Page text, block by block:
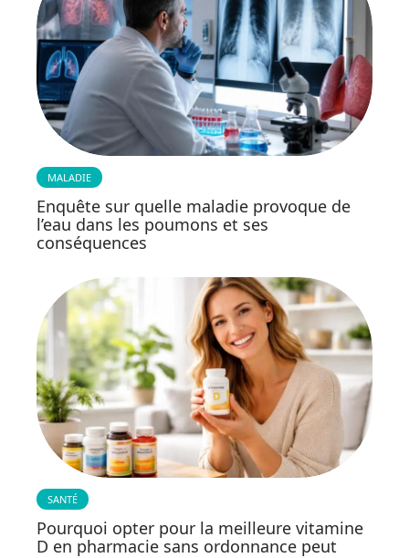
MALADIE
Enquête sur quelle maladie provoque de
l’eau dans les poumons et ses
conséquences
SANTÉ
Pourquoi opter pour la meilleure vitamine
D en pharmacie sans ordonnance peut